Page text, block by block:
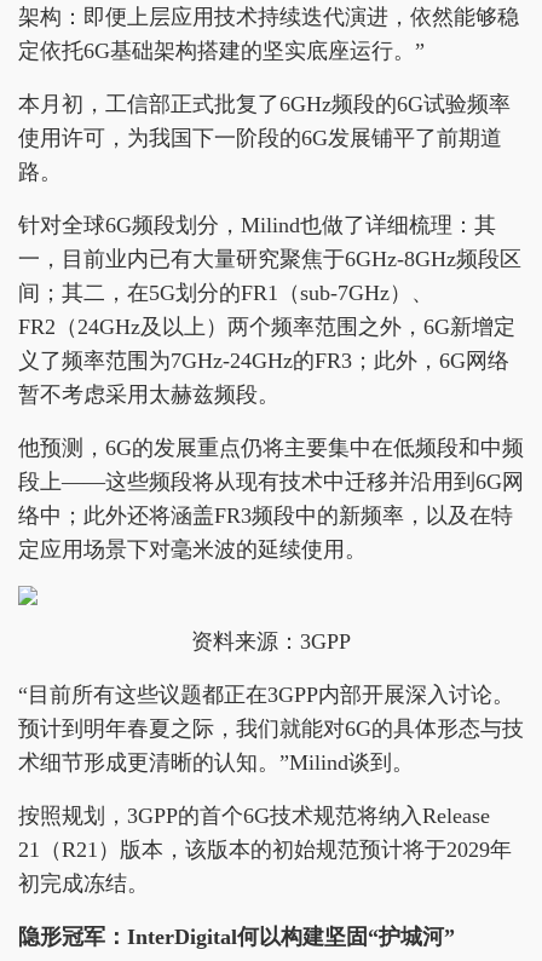
架构：即便上层应用技术持续迭代演进，依然能够稳
定依托6G基础架构搭建的坚实底座运行。”
本月初，工信部正式批复了6GHz频段的6G试验频率
使用许可，为我国下一阶段的6G发展铺平了前期道
路。
针对全球6G频段划分，Milind也做了详细梳理：其
一，目前业内已有大量研究聚焦于6GHz-8GHz频段区
间；其二，在5G划分的FR1（sub-7GHz）、
FR2（24GHz及以上）两个频率范围之外，6G新增定
义了频率范围为7GHz-24GHz的FR3；此外，6G网络
暂不考虑采用太赫兹频段。
他预测，6G的发展重点仍将主要集中在低频段和中频
段上——这些频段将从现有技术中迁移并沿用到6G网
络中；此外还将涵盖FR3频段中的新频率，以及在特
定应用场景下对毫米波的延续使用。
资料来源：3GPP
“目前所有这些议题都正在3GPP内部开展深入讨论。
预计到明年春夏之际，我们就能对6G的具体形态与技
术细节形成更清晰的认知。”Milind谈到。
按照规划，3GPP的首个6G技术规范将纳入Release
21（R21）版本，该版本的初始规范预计将于2029年
初完成冻结。
隐形冠军：InterDigital何以构建坚固“护城河”